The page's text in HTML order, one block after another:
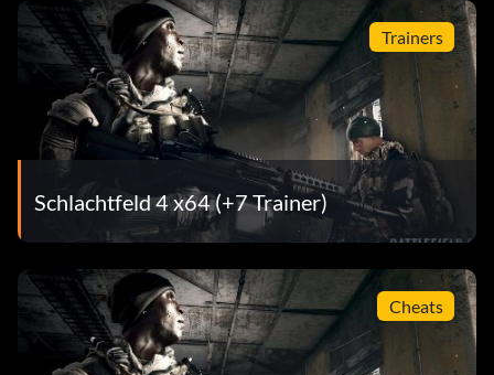
Tot im Morgengrauen
Belohnung: 20 Punkte
Zielsetzung: Schließe die Mission "Kunlun-Gebirge" in der
Belohnung: 20 Punkte
Zielsetzung: Beende die Suez-Mission in der Kampagne
Trainers
Schlachtfeld 4 x64 (+7 Trainer)
Cheats